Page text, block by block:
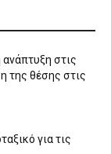
ανάπτυξη στις
της θέσης στις
για τις